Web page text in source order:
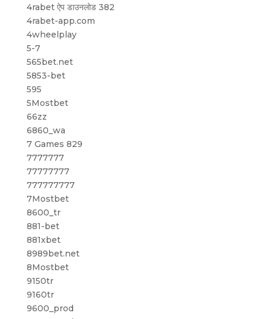
4rabet ऐप डाउनलोड 382
4rabet-app.com
4wheelplay
5-7
565bet.net
5853-bet
595
5Mostbet
66zz
6860_wa
7 Games 829
7777777
77777777
777777777
7Mostbet
8600_tr
881-bet
881xbet
8989bet.net
8Mostbet
9150tr
9160tr
9600_prod